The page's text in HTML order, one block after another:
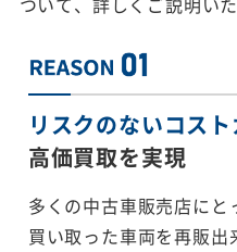
リスクのないコス
高価買取を実現
多くの中古車販売店にと
買い取った車両を再販